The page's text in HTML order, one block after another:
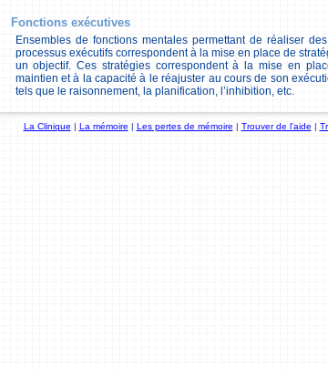
Fonctions exécutives
Ensembles de fonctions mentales permettant de réaliser
processus exécutifs correspondent à la mise en place de
un objectif. Ces stratégies correspondent à la mise en
maintien et à la capacité à le réajuster au cours de son
tels que le raisonnement, la planification, l’inhibition, etc.
La Clinique | La mémoire | Les pertes de mémoire | Trouver de l'aide |